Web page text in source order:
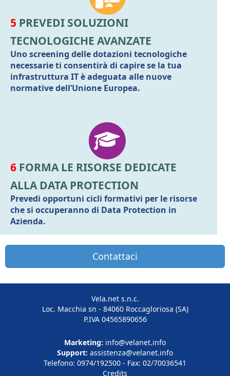
5 PREVEDI SOLUZIONI
TECNOLOGICHE AVANZATE
Uno screening delle dotazioni tecnologiche
necessarie ti consentirà di capire se la tua
infrastruttura IT è adeguata alle nuove
normative dell’Unione Europea.
6 FORMA LE RISORSE DEDICATE
ALLA DATA PROTECTION
Prevedi opportuni cicli formativi per le risorse
che si occuperanno di Data Protection in
Azienda.
Contattaci
Vela.net s.n.c.
Loc. Macchia sn - 84060 Roccagloriosa (SA)
P.IVA 04565890656
Marketing: info@velanet.info
Support: assistenza@velanet.info
Telefono: 0974/192500 - Fax: 02/70036541
Credits